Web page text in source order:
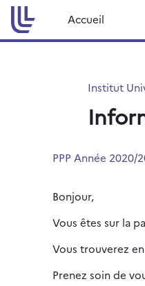
Passer au contenu principal
Accueil
Institut
PPP Année 2020/
Bonjour,
Vous êtes sur la
Vous trouverez
Prenez soin de